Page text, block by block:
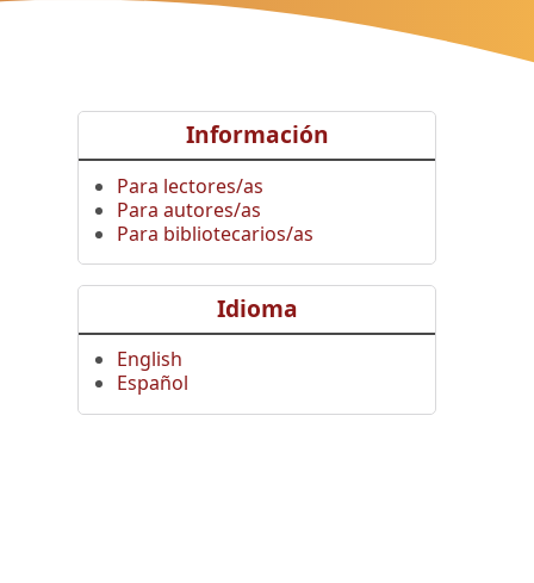
Información
Para lectores/as
Para autores/as
Para bibliotecarios/as
Idioma
English
Español